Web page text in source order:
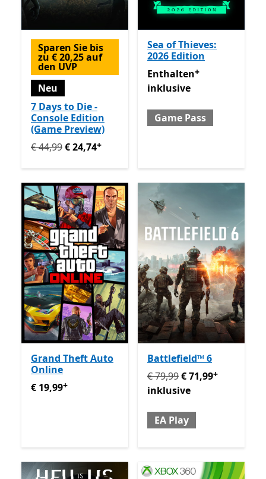
Sparen Sie bis
zu € 20,25 auf
den UVP
Neu
7 Days to Die -
Console Edition
(Game Preview)
Ursprünglich € 44,99 jetzt € 24,74
€ 44,99€ 24,74+
Sea of Thieves:
2026 Edition
Enthalten inklusive Game
Enthalten+
inklusive
Game Pass
Grand Theft Auto
Online
€ 19,99Enthält In-App-Käufe
€ 19,99+
Battlefield™ 6
Ursprünglich € 79,99 jetzt
€ 79,99€ 71,99+
inklusive
EA Play